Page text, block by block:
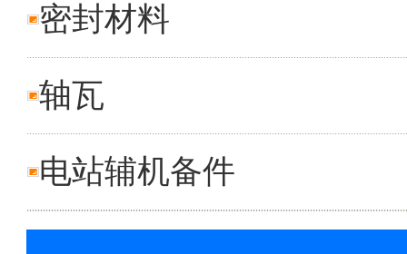
密封材料
轴瓦
电站辅机备件